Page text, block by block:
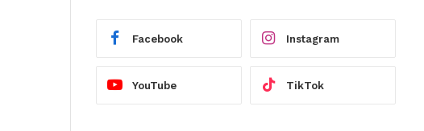
Facebook Instagram
YouTube TikTok